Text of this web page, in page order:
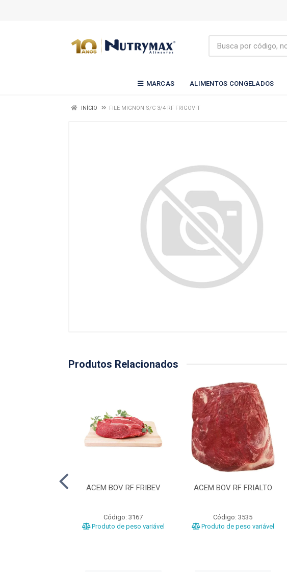
MARCAS ALIMENTOS CONGELADOS
INÍCIO FILE MIGNON S/C 3/4 RF FRIGOVIT
Produtos Relacionados
ACEM BOV RF FRIBEV
Código: 3167
Produto de peso variável
ACEM BOV RF FRIALTO
Código: 3535
Produto de peso variável